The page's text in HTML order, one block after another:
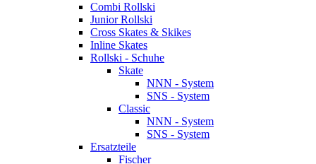
Combi Rollski
Junior Rollski
Cross Skates & Skikes
Inline Skates
Rollski - Schuhe
Skate
NNN - System
SNS - System
Classic
NNN - System
SNS - System
Ersatzteile
Fischer